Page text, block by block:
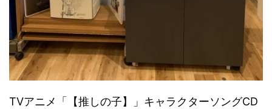
TVアニメ「【推しの子】」キャラクターソングCD